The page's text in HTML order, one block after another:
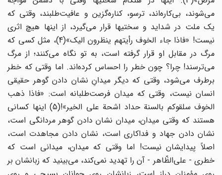
مى‌شوند، بى‌کاره‌اند، ترسو، کناره‌گزین و عافیت‌طلبند، وقتى که
یک ملت در شداید و سختیها قرار مى‌گیرد، از اینها هیچ اثرى
نیست! «فاذا جاء الخوف رأیتهم ینظرون الیک»(4)، مثل کسى که
مرگ در مقابل او قرار گرفته است، به تو نگاه مى‌کنند؛ از مرگ
مى‌ترسند! چرا؟ چون خطر را احساس کرده‌اند. اما وقتى که خطر
برطرف مى‌شود، وقتى که دیگر میدانِ نشان دادن گوهر حقیقى
انسان نیست، وقتى که میدان فرصت‌طلبانه است: «فاذا ذهب
الخوف سلقوکم بالسنة حداد اشحة على الخیر»!(5) اینها کسانى
هستند که وقتى میدان، میدان نشان دادن گوهر مردانگى است،
نشان دادن جهاد و فداکارى است، نشان دادن مجاهدت است،
اصلاً پیدایشان نیست! اما وقتى که میدان، میدانى است که
خطرى - على‌الظّاهر - آن را تهدید نمى‌کند، مى‌بینید که زبانشان بر